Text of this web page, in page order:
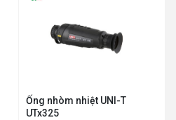
Ống nhòm nhiệt UNI-T
UTx325